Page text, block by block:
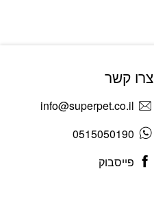
צרו קשר
info@superpet.co.il
0515050190
פייסבוק